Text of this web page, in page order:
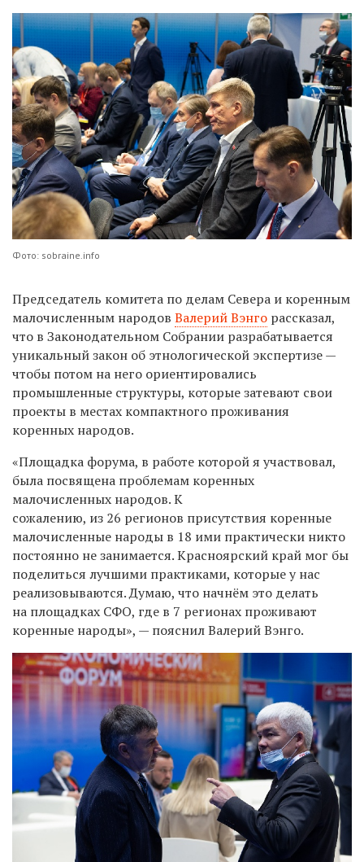
Фото: sobraine.info
Председатель комитета по делам Севера и коренным
малочисленным народов Валерий Вэнго рассказал,
что в Законодательном Собрании разрабатывается
уникальный закон об этнологической экспертизе —
чтобы потом на него ориентировались
промышленные структуры, которые затевают свои
проекты в местах компактного проживания
коренных народов.
«Площадка форума, в работе которой я участвовал,
была посвящена проблемам коренных
малочисленных народов. К
сожалению, из 26 регионов присутствия коренные
малочисленные народы в 18 ими практически никто
постоянно не занимается. Красноярский край мог бы
поделиться лучшими практиками, которые у нас
реализовываются. Думаю, что начнём это делать
на площадках СФО, где в 7 регионах проживают
коренные народы», — пояснил Валерий Вэнго.